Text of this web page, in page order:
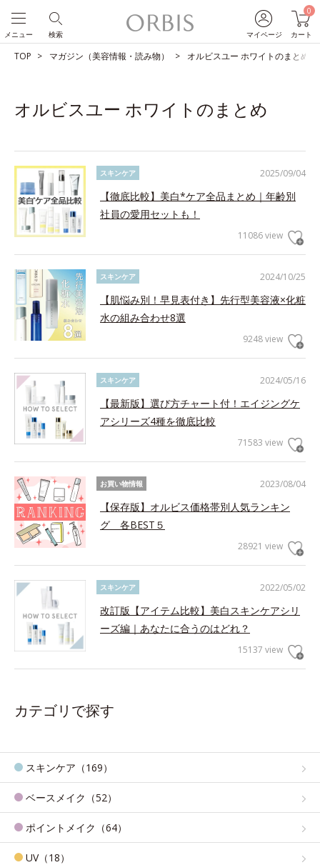
マイページ
0
カート
検索
メニュー
TOP マガジン（美容情報・読み物） オルビスユー ホワイトのまとめ
オルビスユー ホワイトのまとめ
2025/09/04
スキンケア
【徹底比較】美白*ケア全品まとめ｜年齢別
社員の愛用セットも！
11086 view
2024/10/25
スキンケア
【肌悩み別！早見表付き】先行型美容液×化粧
水の組み合わせ8選
9248 view
2024/05/16
スキンケア
【最新版】選び方チャート付！エイジングケ
アシリーズ4種を徹底比較
71583 view
2023/08/04
お買い物情報
【保存版】オルビス価格帯別人気ランキン
グ 各BEST５
28921 view
2022/05/02
スキンケア
改訂版【アイテム比較】美白スキンケアシリ
ーズ編｜あなたに合うのはどれ？
15137 view
カテゴリで探す
スキンケア（169）
ベースメイク（52）
ポイントメイク（64）
UV（18）